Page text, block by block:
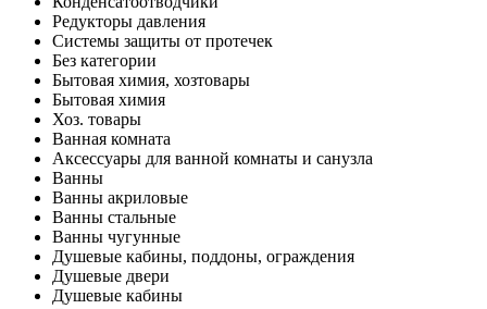
Редукторы давления
Системы защиты от протечек
Без категории
Бытовая химия, хозтовары
Бытовая химия
Хоз. товары
Ванная комната
Аксессуары для ванной комнаты и санузла
Ванны
Ванны акриловые
Ванны стальные
Ванны чугунные
Душевые кабины, поддоны, ограждения
Душевые двери
Душевые кабины